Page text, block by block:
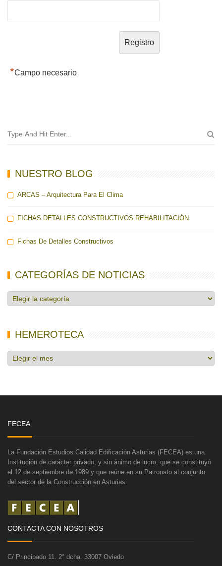
*Campo necesario
NUESTRO BLOG
ARCAS – Arquitectura Para El Clima
FICHAS DETALLES CONSTRUCTIVOS REHABILITACIÓN
Fichas De Detalles Constructivos
CATEGORÍAS DE NOTICIAS
Categorías
de
HEMEROTECA
Hemeroteca
FECEA
La Fundación Estudios Calidad Edificación Asturias (FECEA) es una
Institución de carácter privado, y sin ánimo de lucro, que se constituyó
el 12 de septiembre de 1989 y que reúne en su Patronato al conjunto
del sector de la Construcción en Asturias.
CONTACTA CON NOSOTROS
C/ Principado 11. 2° dcha. 33007 Oviedo